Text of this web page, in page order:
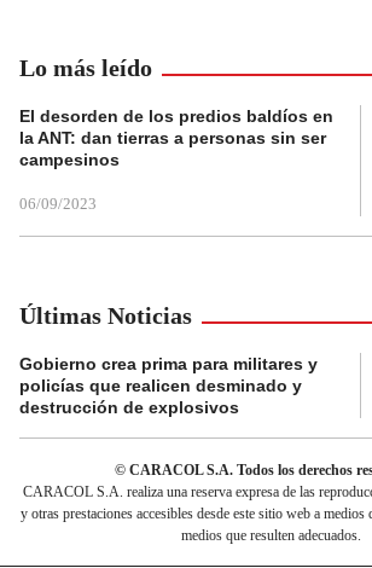
Lo más leído
El desorden de los predios baldíos en
la ANT: dan tierras a personas sin ser
campesinos
06/09/2023
Últimas Noticias
Gobierno crea prima para militares y
policías que realicen desminado y
destrucción de explosivos
© CARACOL S.A. Todos los derechos
CARACOL S.A. realiza una reserva expresa de las
y otras prestaciones accesibles desde este sitio web a medios
medios que resulten adecuados.